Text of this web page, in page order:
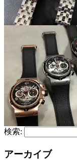
検索:
アーカイブ